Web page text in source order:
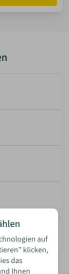
auf
klicken,
das
Ihnen